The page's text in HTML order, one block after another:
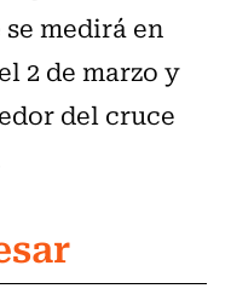
medirá en
2 de marzo y
del cruce